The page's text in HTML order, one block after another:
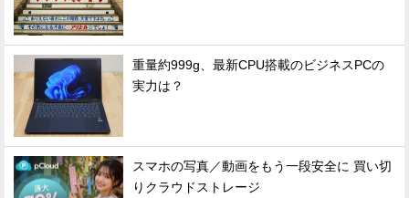
経営リーダーのコミュニティ
マーケ×ITの今がよく分かる
ITエンジニア向け専門サイト
企業向けIT製品の総合サイト
IT製品の技術・比較・事例
重量約999g、最新CPU搭載のビジネスPCの
実力は？
スマホの写真／動画をもう一段安全に 買い切
りクラウドストレージ